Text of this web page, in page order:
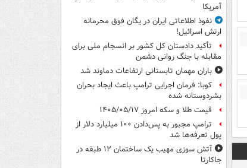
آمریکا
نفوذ اطلاعاتی ایران در یگان فوق محرمانه
ارتش اسرائیل!
تأکید دادستان کل کشور بر انسجام ملی برای
مقابله با جنگ روانی دشمن
باران مهمان تابستانی ارتفاعات دماوند شد
کوبا: فرمان اجرایی ترامپ باعث ایجاد بحران
بشردوستانه شده
قیمت طلا و سکه امروز ۱۴۰۵/۰۵/۱۷
ترامپ مجبور به پس‌دادن ۱۰۰ میلیارد دلار از
پول تعرفه‌ها شد
آتش سوزی مهیب یک ساختمان ۱۲ طبقه در
جاکارتا